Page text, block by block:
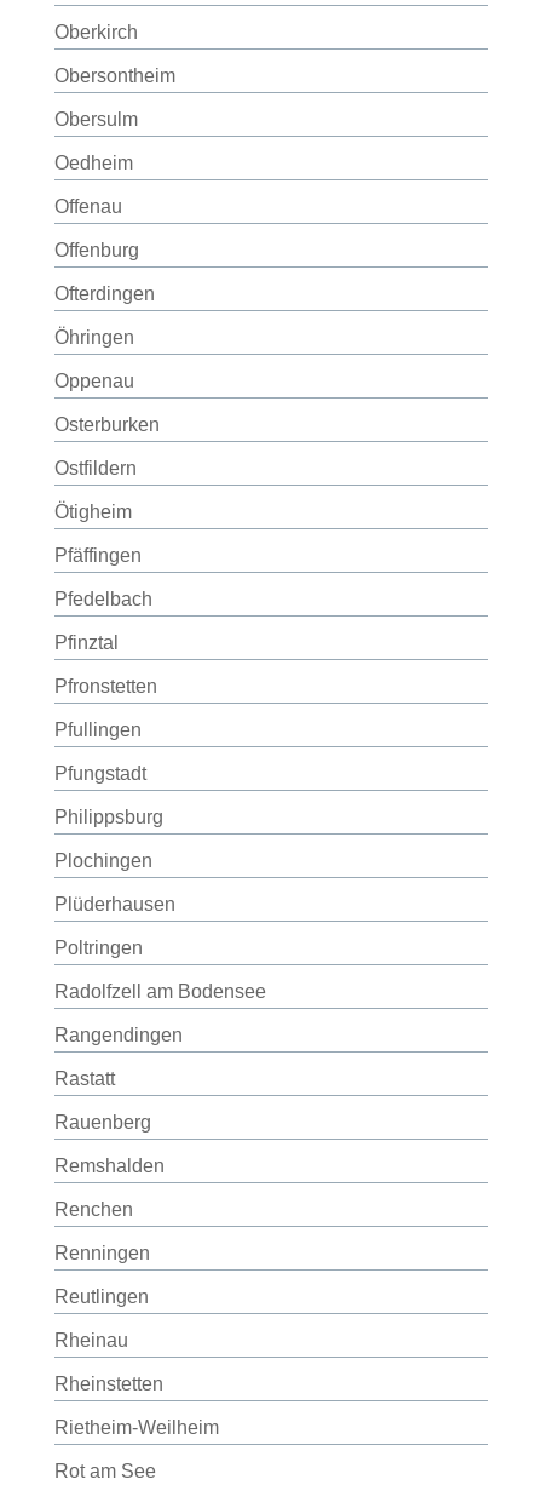
Oberkirch
Obersontheim
Obersulm
Oedheim
Offenau
Offenburg
Ofterdingen
Öhringen
Oppenau
Osterburken
Ostfildern
Ötigheim
Pfäffingen
Pfedelbach
Pfinztal
Pfronstetten
Pfullingen
Pfungstadt
Philippsburg
Plochingen
Plüderhausen
Poltringen
Radolfzell am Bodensee
Rangendingen
Rastatt
Rauenberg
Remshalden
Renchen
Renningen
Reutlingen
Rheinau
Rheinstetten
Rietheim-Weilheim
Rot am See